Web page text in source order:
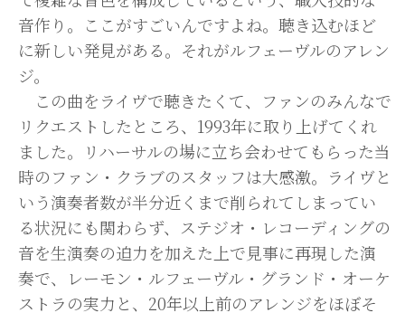
音作り。ここがすごいんですよね。聴き込むほど
に新しい発見がある。それがルフェーヴルのアレン
ジ。
この曲をライヴで聴きたくて、ファンのみんなで
リクエストしたところ、1993年に取り上げてくれ
ました。リハーサルの場に立ち会わせてもらった当
時のファン・クラブのスタッフは大感激。ライヴと
いう演奏者数が半分近くまで削られてしまってい
る状況にも関わらず、ステジオ・レコーディングの
音を生演奏の迫力を加えた上で見事に再現した演
奏で、レーモン・ルフェーヴル・グランド・オーケ
ストラの実力と、20年以上前のアレンジをほぼそ